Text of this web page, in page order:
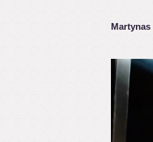
Martynas